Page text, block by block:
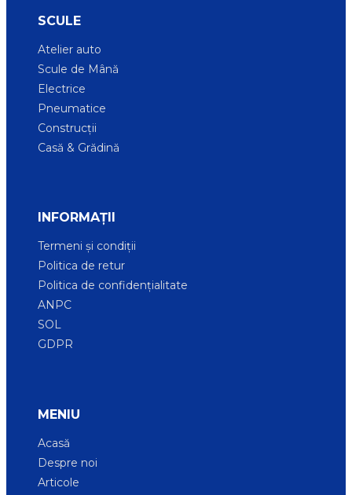
SCULE
Atelier auto
Scule de Mână
Electrice
Pneumatice
Construcții
Casă & Grădină
INFORMAȚII
Termeni și condiții
Politica de retur
Politica de confidențialitate
ANPC
SOL
GDPR
MENIU
Acasă
Despre noi
Articole